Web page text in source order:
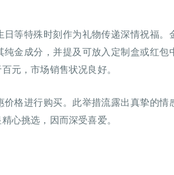
等特殊时刻作为礼物传递深情祝福。
金成分，并提及可放入定制盒或红包
元，市场销售状况良好。
格进行购买。此举措流露出真挚的情
心挑选，因而深受喜爱。